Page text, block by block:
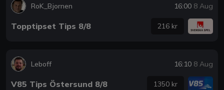
RoK_Bjornen 16:00 8 Aug
Topptipset Tips 8/8 216 kr
Leboff 16:10 8 Aug
V85 Tips Östersund 8/8 1350 kr